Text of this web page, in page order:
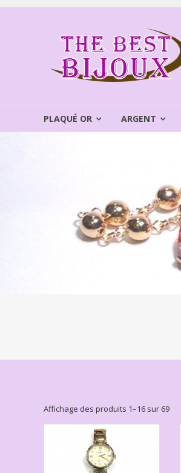
Aller
THEBEST
BIJOUX
VENTE
PLAQUÉ OR ARGENT
Affichage des produits 1–16 sur 69